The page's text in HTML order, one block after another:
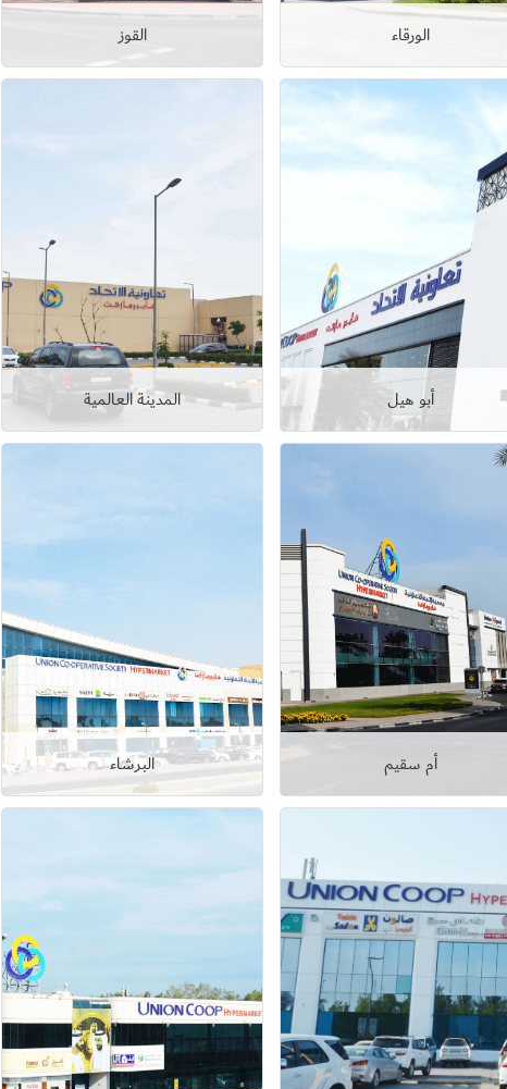
الورقاء
عرض التفاصيل
القوز
عرض التفاصيل
أبو هيل
عرض التفاصيل
المدينة العالمية
عرض التفاصيل
أم سقيم
عرض التفاصيل
البرشاء
عرض التفاصيل